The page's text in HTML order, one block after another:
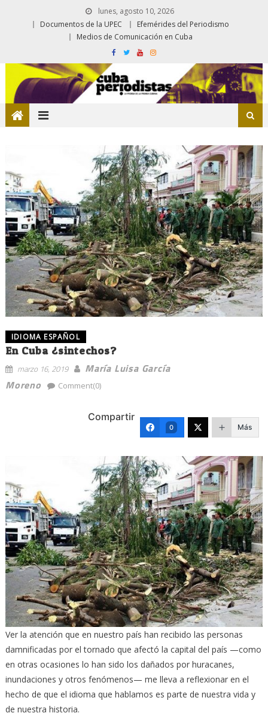
lunes, agosto 10, 2026
Documentos de la UPEC
Efemérides del Periodismo
Medios de Comunicación en Cuba
IDIOMA ESPAÑOL
En Cuba ¿sintechos?
marzo 16, 2019
María Luisa García
Moreno
Comment(0)
Compartir
0 Más
Ver la atención que en nuestro país han recibido las personas
damnificadas por el tornado que afectó la capital del país —como
en otras ocasiones lo han sido los dañados por huracanes,
inundaciones y otros fenómenos— me lleva a reflexionar en el
hecho de que el idioma que hablamos es parte de nuestra vida y
de nuestra historia.